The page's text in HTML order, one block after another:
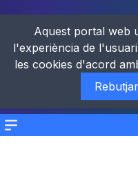
Menu
Aquest portal web
l'experiència de
les cookies d'acord
Rebutjar